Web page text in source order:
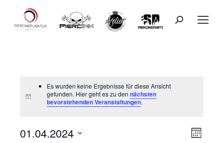
Search:
Es wurden keine Ergebnisse für diese Ansicht
gefunden. Hier geht es zu den nächsten
bevorstehenden Veranstaltungen.
Monat
01.04.2024